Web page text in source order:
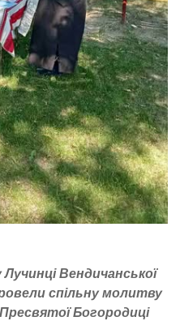
Вендичанської
спільну молитву
Богородиці